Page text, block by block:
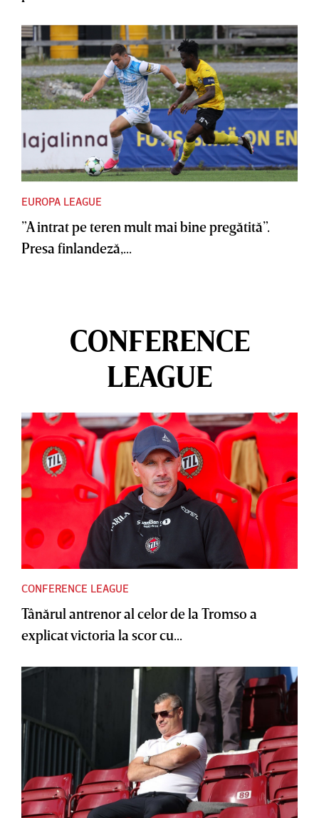
EUROPA LEAGUE
”A intrat pe teren mult mai bine pregătită”.
Presa finlandeză,...
CONFERENCE
LEAGUE
CONFERENCE LEAGUE
Tânărul antrenor al celor de la Tromso a
explicat victoria la scor cu...